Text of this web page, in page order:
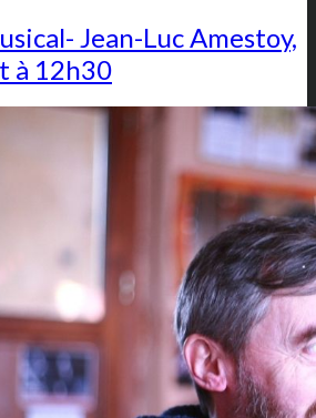
Jean-Luc Amestoy,
à 12h30